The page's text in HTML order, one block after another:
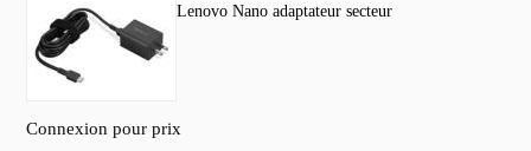
Lenovo Nano adaptateur secteur
Connexion pour prix